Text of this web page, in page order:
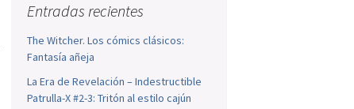
Entradas recientes
The Witcher. Los cómics clásicos:
Fantasía añeja
La Era de Revelación – Indestructible
Patrulla-X #2-3: Tritón al estilo cajún